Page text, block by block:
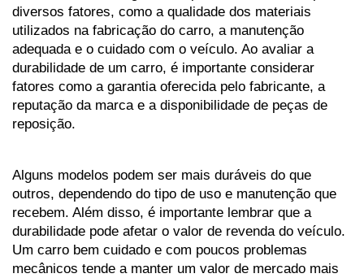
diversos fatores, como a qualidade dos materiais
utilizados na fabricação do carro, a manutenção
adequada e o cuidado com o veículo. Ao avaliar a
durabilidade de um carro, é importante considerar
fatores como a garantia oferecida pelo fabricante, a
reputação da marca e a disponibilidade de peças de
reposição.
Alguns modelos podem ser mais duráveis do que
outros, dependendo do tipo de uso e manutenção que
recebem. Além disso, é importante lembrar que a
durabilidade pode afetar o valor de revenda do veículo.
Um carro bem cuidado e com poucos problemas
mecânicos tende a manter um valor de mercado mais